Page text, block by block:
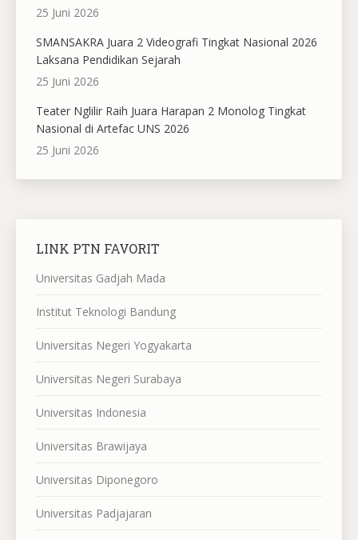
25 Juni 2026
SMANSAKRA Juara 2 Videografi Tingkat Nasional 2026
Laksana Pendidikan Sejarah
25 Juni 2026
Teater Nglilir Raih Juara Harapan 2 Monolog Tingkat
Nasional di Artefac UNS 2026
25 Juni 2026
LINK PTN FAVORIT
Universitas Gadjah Mada
Institut Teknologi Bandung
Universitas Negeri Yogyakarta
Universitas Negeri Surabaya
Universitas Indonesia
Universitas Brawijaya
Universitas Diponegoro
Universitas Padjajaran